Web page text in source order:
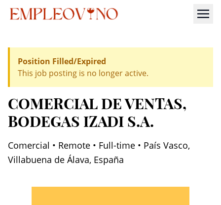
Position Filled/Expired
This job posting is no longer active.
COMERCIAL DE VENTAS,
BODEGAS IZADI S.A.
Comercial • Remote • Full-time • País Vasco,
Villabuena de Álava, España